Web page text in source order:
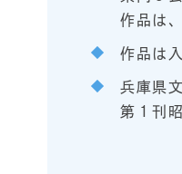
作品は
作品は
兵庫県
第１刊